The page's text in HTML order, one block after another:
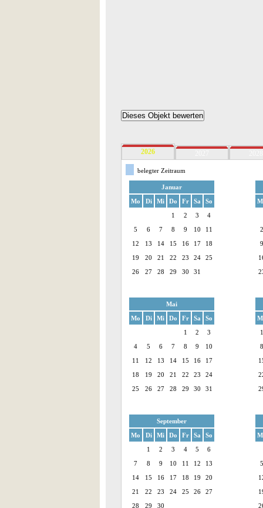
2026
belegter Zeitraum
Januar
Mo
Di Mi Do Fr Sa
So
1
2 3
4
5
6 7 8 9 10
11
12
13 14 15 16 17
18
19
20 21 22 23 24
25
26
27 28 29 30 31
2
9
Mai
Mo
Di Mi Do Fr Sa
So
1
2
3
4
5 6 7 8 9
10
11
12 13 14 15 16
17
18
19 20 21 22 23
24
25
26 27 28 29 30 31
1
8
September
Mo
Di Mi Do Fr Sa
So
1
2 3 4 5
6
7
8 9 10 11 12
13
14
15 16 17 18 19
20
21
22 23 24 25 26
27
28
29 30
5